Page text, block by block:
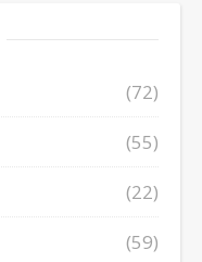
(72)
(55)
(22)
(59)